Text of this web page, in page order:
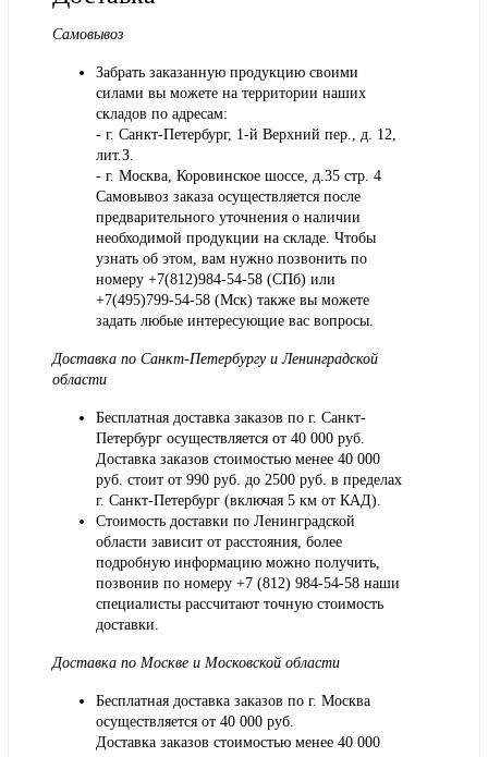
Самовывоз
Забрать заказанную продукцию своими
силами вы можете на территории наших
складов по адресам:
- г. Санкт-Петербург, 1-й Верхний пер., д. 12,
лит.З.
- г. Москва, Коровинское шоссе, д.35 стр. 4
Самовывоз заказа осуществляется после
предварительного уточнения о наличии
необходимой продукции на складе. Чтобы
узнать об этом, вам нужно позвонить по
номеру +7(812)984-54-58 (СПб) или
+7(495)799-54-58 (Мск) также вы можете
задать любые интересующие вас вопросы.
Доставка по Санкт-Петербургу и Ленинградской
области
Бесплатная доставка заказов по г. Санкт-
Петербург осуществляется от 40 000 руб.
Доставка заказов стоимостью менее 40 000
руб. стоит от 990 руб. до 2500 руб. в пределах
г. Санкт-Петербург (включая 5 км от КАД).
Стоимость доставки по Ленинградской
области зависит от расстояния, более
подробную информацию можно получить,
позвонив по номеру +7 (812) 984-54-58 наши
специалисты рассчитают точную стоимость
доставки.
Доставка по Москве и Московской области
Бесплатная доставка заказов по г. Москва
осуществляется от 40 000 руб.
Доставка заказов стоимостью менее 40 000